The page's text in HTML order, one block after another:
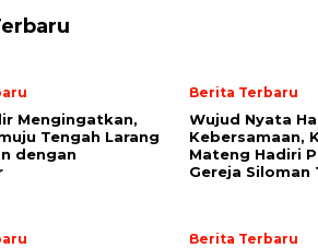
Mengingatkan,
Tengah Larang
dengan
Berita Terbaru
Wujud Nyata
Kebersamaan,
Mateng Hadiri
Gereja Siloman
Berita Terbaru